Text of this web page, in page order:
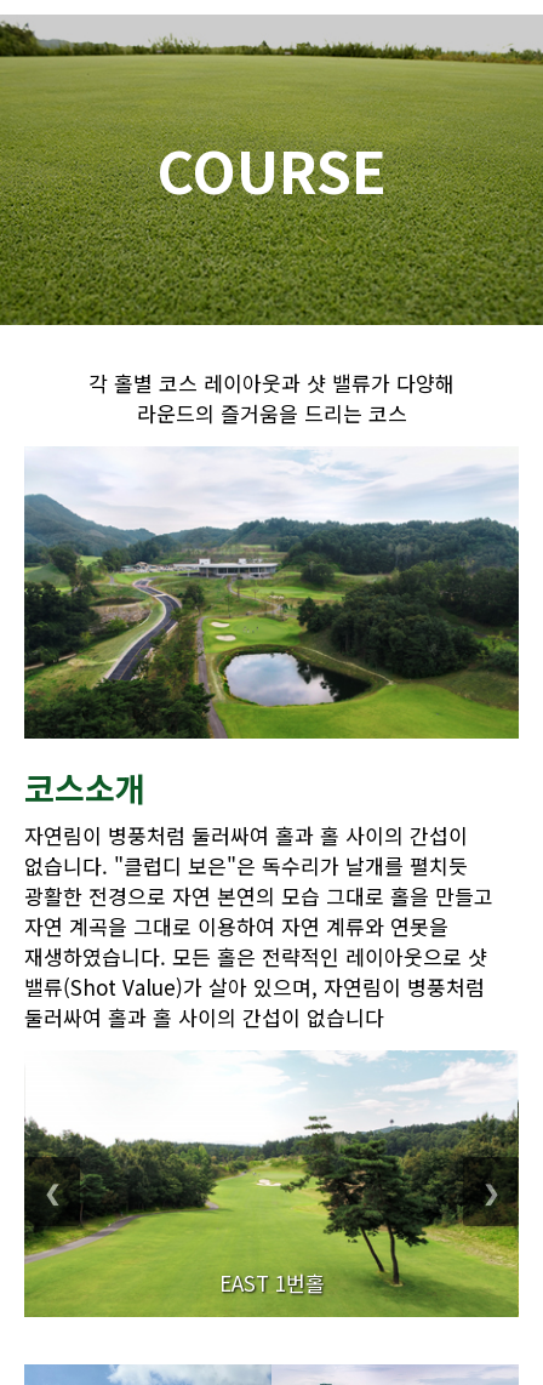
COURSE
각 홀별 코스 레이아웃과 샷 밸류가 다양해
라운드의 즐거움을 드리는 코스
코스소개
자연림이 병풍처럼 둘러싸여 홀과 홀 사이의 간섭이
없습니다. "클럽디 보은"은 독수리가 날개를 펼치듯
광활한 전경으로 자연 본연의 모습 그대로 홀을 만들고
자연 계곡을 그대로 이용하여 자연 계류와 연못을
재생하였습니다. 모든 홀은 전략적인 레이아웃으로 샷
밸류(Shot Value)가 살아 있으며, 자연림이 병풍처럼
둘러싸여 홀과 홀 사이의 간섭이 없습니다
EAST 1번홀
❮ ❯